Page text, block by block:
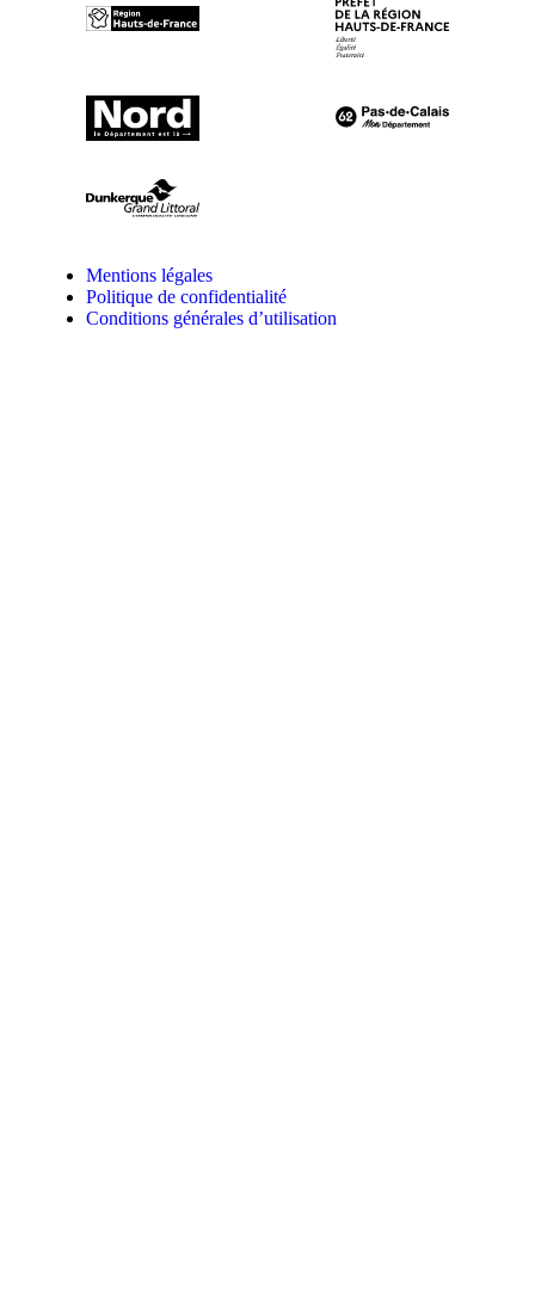
Mentions légales
Politique de confidentialité
Conditions générales d’utilisation